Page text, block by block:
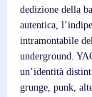
dedizione della
autentica,
intramontabile
underground.
un’identità
grunge, punk,